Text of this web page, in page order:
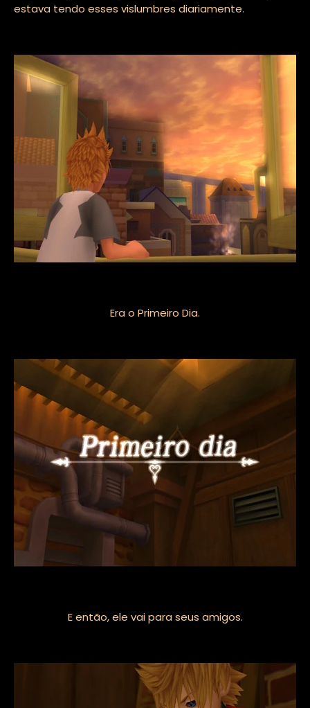
estava tendo esses vislumbres diariamente.
Era o Primeiro Dia.
E então, ele vai para seus amigos.